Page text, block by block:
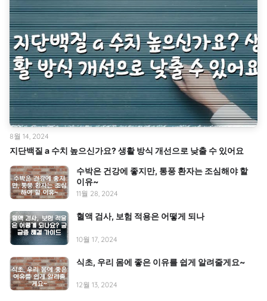
지단백질 a 수치 높으신가요? 생활 방식 개선으로 낮출 수 있어요
8월 14, 2024
수박은 건강에 좋지만, 통풍 환자는 조심해야 할
이유~
11월 28, 2024
혈액 검사, 보험 적용은 어떻게 되나
10월 17, 2024
식초, 우리 몸에 좋은 이유를 쉽게 알려줄게요~
12월 13, 2024